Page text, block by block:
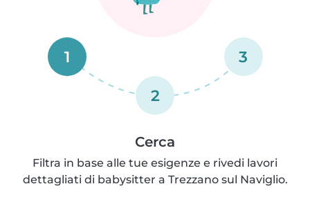
1
2
3
Cerca
Filtra in base alle tue esigenze e rivedi lavori
dettagliati di babysitter a Trezzano sul Naviglio.